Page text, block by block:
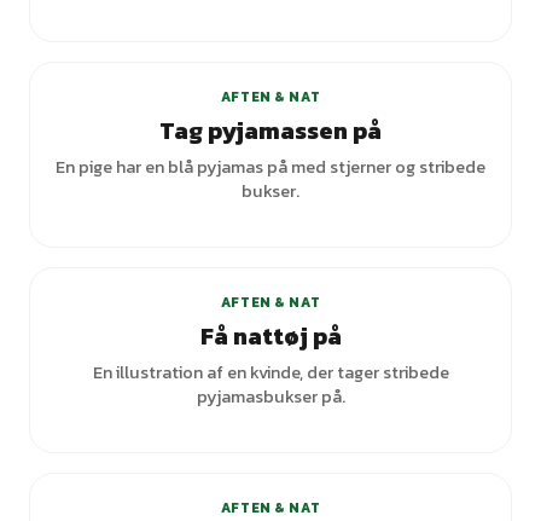
AFTEN & NAT
Tag pyjamassen på
En pige har en blå pyjamas på med stjerner og stribede
bukser.
AFTEN & NAT
Få nattøj på
En illustration af en kvinde, der tager stribede
pyjamasbukser på.
AFTEN & NAT